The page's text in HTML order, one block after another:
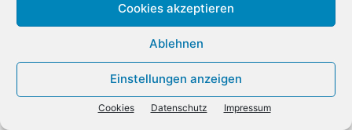
Cookies akzeptieren
Ablehnen
Einstellungen anzeigen
Cookies Datenschutz Impressum
Also bündelt Dell-Geschäft SAP streicht Frauenquote